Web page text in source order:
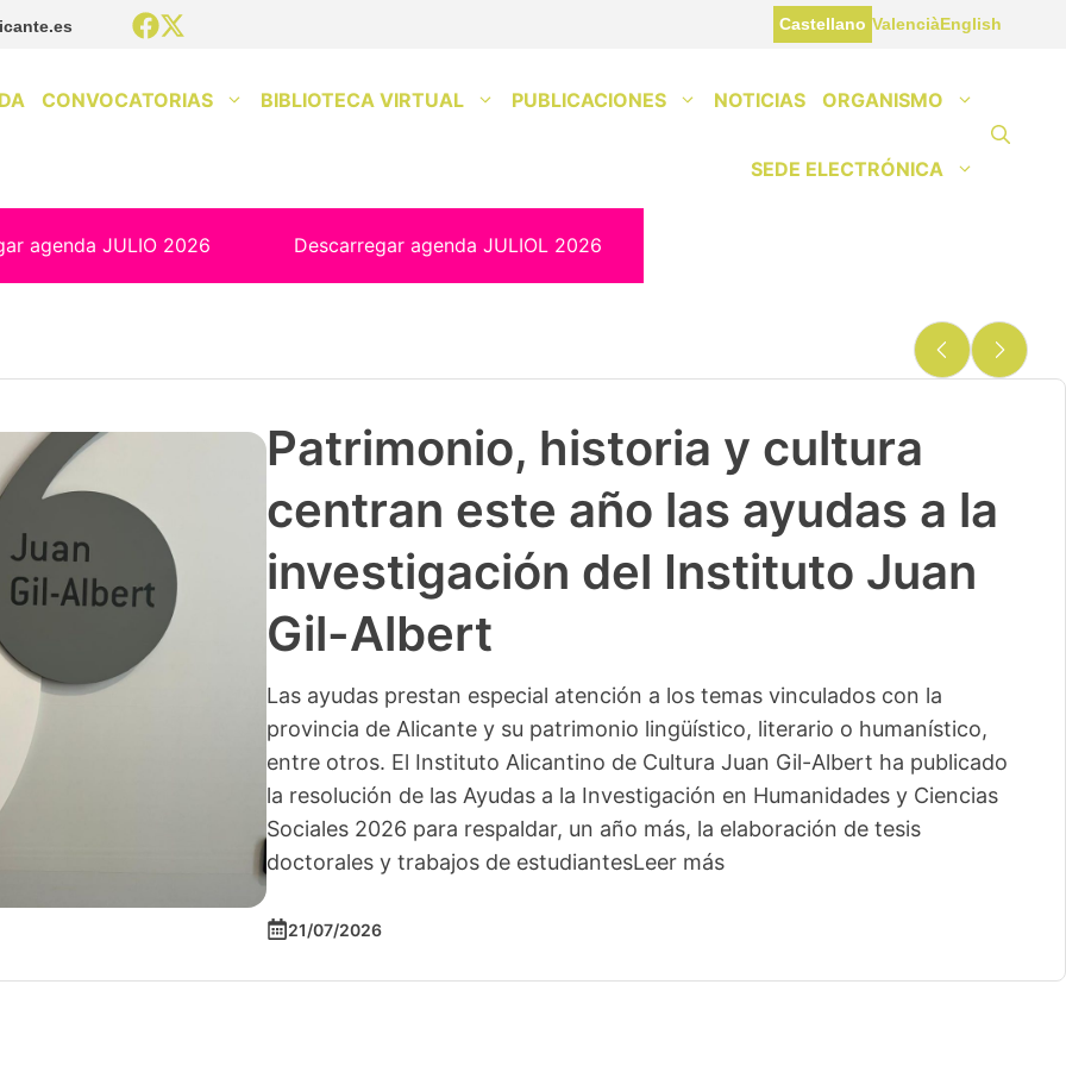
Castellano ValenciàEnglish
CONVOCATORIAS BIBLIOTECA VIRTUAL PUBLICACIONES NOTICIAS ORGANISMO
SEDE ELECTRÓNICA
agenda JULIO 2026 Descarregar agenda JULIOL 2026
Patrimonio, historia y cultura
centran este año las ayudas a la
investigación del Instituto Juan
Gil-Albert
Las ayudas prestan especial atención a los temas vinculados con la
provincia de Alicante y su patrimonio lingüístico, literario o humanístico,
entre otros. El Instituto Alicantino de Cultura Juan Gil-Albert ha publicado
la resolución de las Ayudas a la Investigación en Humanidades y Ciencias
Sociales 2026 para respaldar, un año más, la elaboración de tesis
doctorales y trabajos de estudiantesLeer más
21/07/2026